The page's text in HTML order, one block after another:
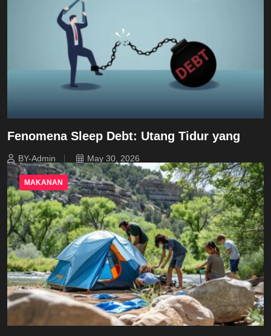
Fenomena Sleep Debt: Utang Tidur yang
BY-Admin May 30, 2026
MAKANAN